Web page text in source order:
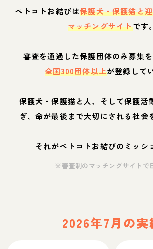
ペトコトお結びは保護犬・保護猫と
マッチングサイトです。
審査を通過した保護団体のみ募集を
全国300団体以上が登録して
保護犬・保護猫と人、そして保護活
ぎ、命が最後まで大切にされる社会
それがペトコトお結びのミッシ
※審査制のマッチングサイトで
2026年7月の実